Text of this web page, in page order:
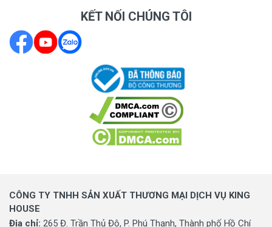
KẾT NỐI CHÚNG TÔI
CÔNG TY TNHH SẢN XUẤT THƯƠNG MẠI DỊCH VỤ KING
HOUSE
Địa chỉ: 265 Đ. Trần Thủ Độ, P. Phú Thạnh, Thành phố Hồ Chí